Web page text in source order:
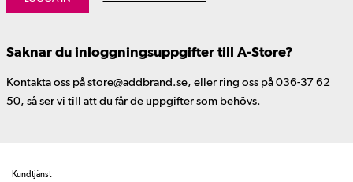
Saknar du inloggningsuppgifter till A-Store?
Kontakta oss på store@addbrand.se, eller ring oss på 036-37 62
50, så ser vi till att du får de uppgifter som behövs.
Kundtjänst